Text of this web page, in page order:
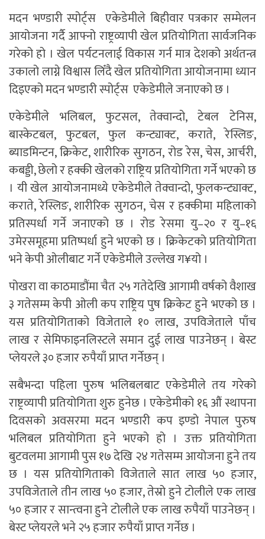
मदन भण्डारी स्पोर्ट्स एकेडेमीले बिहीवार पत्रकार सम्मेलन
आयोजना गर्दै आफ्नो राष्ट्रव्यापी खेल प्रतियोगिता सार्वजनिक
गरेको हो । खेल पर्यटनलाई विकास गर्न मात्र देशको अर्थतन्त्र
उकालो लाग्ने विश्वास लिँदै खेल प्रतियोगिता आयोजनामा ध्यान
दिइएको मदन भण्डारी स्पोर्ट्स एकेडेमीले जनाएको छ ।
एकेडेमीले भलिबल, फुटसल, तेक्वान्दो, टेबल टेनिस,
बास्केटबल, फुटबल, फुल कन्ट्याक्ट, कराते, रेस्लिङ,
ब्याडमिन्टन, क्रिकेट, शारीरिक सुगठन, रोड रेस, चेस, आर्चरी,
कबड्डी, छेलो र हक्की खेलको राष्ट्रिय प्रतियोगिता गर्ने भएको छ
। यी खेल आयोजनामध्ये एकेडेमीले तेक्वान्दो, फुलकन्ट्याक्ट,
कराते, रेस्लिङ, शारीरिक सुगठन, चेस र हक्कीमा महिलाको
प्रतिस्पर्धा गर्ने जनाएको छ । रोड रेसमा यु–२० र यु–१६
उमेरसमूहमा प्रतिष्पर्धा हुने भएको छ । क्रिकेटको प्रतियोगिता
भने केपी ओलीबाट गर्ने एकेडेमीले उल्लेख ग¥यो ।
पोखरा वा काठमाडौंमा चैत २५ गतेदेखि आगामी वर्षको वैशाख
३ गतेसम्म केपी ओली कप राष्ट्रिय पुष क्रिकेट हुने भएको छ ।
यस प्रतियोगिताको विजेताले १० लाख, उपविजेताले पाँच
लाख र सेमिफाइनलिस्टले समान दुई लाख पाउनेछन् । बेस्ट
प्लेयरले ३० हजार रुपैयाँ प्राप्त गर्नेछन् ।
सबैभन्दा पहिला पुरुष भलिबलबाट एकेडेमीले तय गरेको
राष्ट्रव्यापी प्रतियोगिता शुरु हुनेछ । एकेडेमीको १६ औं स्थापना
दिवसको अवसरमा मदन भण्डारी कप इण्डो नेपाल पुरुष
भलिबल प्रतियोगिता हुने भएको हो । उक्त प्रतियोगिता
बुटवलमा आगामी पुस १७ देखि २४ गतेसम्म आयोजना हुने तय
छ । यस प्रतियोगिताको विजेताले सात लाख ५० हजार,
उपविजेताले तीन लाख ५० हजार, तेस्रो हुने टोलीले एक लाख
५० हजार र सान्त्वना हुने टोलीले एक लाख रुपैयाँ पाउनेछन् ।
बेस्ट प्लेयरले भने २५ हजार रुपैयाँ प्राप्त गर्नेछ ।